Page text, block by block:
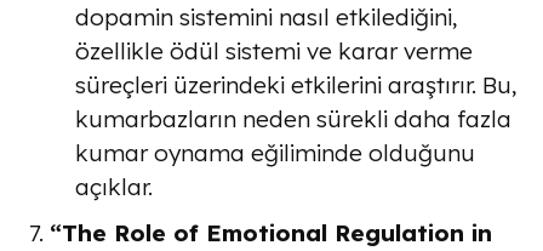
dopamin sistemini nasıl etkilediğini,
özellikle ödül sistemi ve karar verme
süreçleri üzerindeki etkilerini araştırır. Bu,
kumarbazların neden sürekli daha fazla
kumar oynama eğiliminde olduğunu
açıklar.
“The Role of Emotional Regulation in